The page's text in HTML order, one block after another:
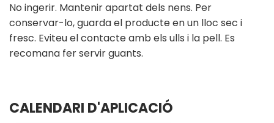
No ingerir. Mantenir apartat dels nens. Per
conservar-lo, guarda el producte en un lloc sec i
fresc. Eviteu el contacte amb els ulls i la pell. Es
recomana fer servir guants.
CALENDARI D'APLICACIÓ